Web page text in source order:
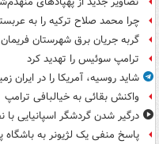
چرا محمد صلاح ترکیه را به
گربه جریان برق شهرستان
ترامپ سوئیس را تهدید کرد
شاید روسیه، آمریکا را در ایران
واکنش بقائی به خیالبافی ترامپ
درگیر شدن گردشگر اسپانیایی
پاسخ منفی یک لژیونر به